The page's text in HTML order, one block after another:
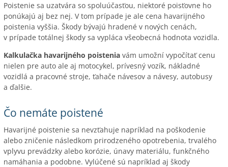
Poistenie sa uzatvára so spoluúčasťou, niektoré poisťovne ho
ponúkajú aj bez nej. V tom prípade je ale cena havarijného
poistenia vyššia. Škody bývajú hradené v nových cenách,
v prípade totálnej škody sa vypláca všeobecná hodnota vozidla.
Kalkulačka havarijného poistenia vám umožní vypočítať cenu
nielen pre auto ale aj motocykel, prívesný vozík, nákladné
vozidlá a pracovné stroje, ťahače návesov a návesy, autobusy
a ďalšie.
Čo nemáte poistené
Havarijné poistenie sa nevzťahuje napríklad na poškodenie
alebo zničenie následkom prirodzeného opotrebenia, trvalého
vplyvu prevádzky alebo korózie, únavy materiálu, funkčného
namáhania a podobne. Vylúčené sú napríklad aj škody